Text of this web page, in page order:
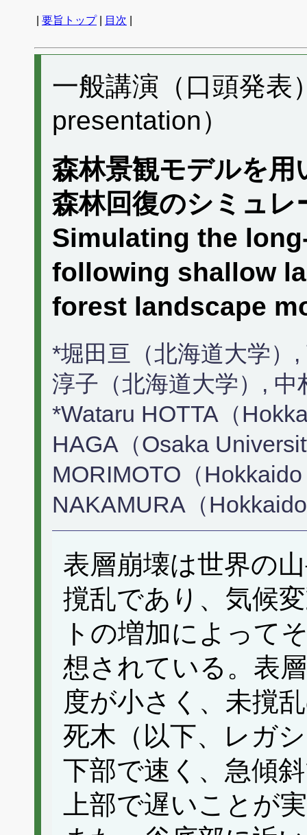
要旨トップ| 目次
一般講演（口頭発
presentation）
森林景観モデルを用
森林回復のシミュレ
Simulating the
following shallow
forest landscape
*堀田亘（北海道大学）
淳子（北海道大学）,
*Wataru HOTTA（
HAGA（Osaka
MORIMOTO（
NAKAMURA（
表層崩壊は世界の
撹乱であり、気候
トの増加によって
想されている。表
度が小さく、未撹
死木（以下、レガ
下部で速く、急傾
上部で遅いことが